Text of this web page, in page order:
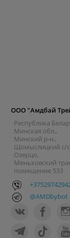
ООО "Амдбай
Республика
Минская обл.,
Минский р-н.,
Щомыслицкий с/
Озерцо,
Меньковский
помещение 533
@AMDbybot